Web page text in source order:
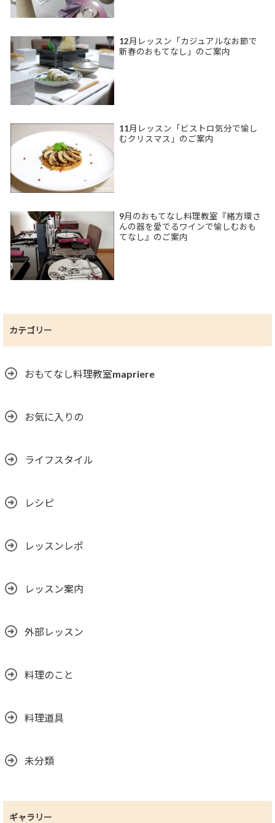
12月レッスン「カジュアルなお節で
新春のおもてなし」のご案内
11月レッスン「ビストロ気分で愉し
むクリスマス」のご案内
9月のおもてなし料理教室『緒方環さ
んの器を愛でるワインで愉しむおも
てなし』のご案内
カテゴリー
おもてなし料理教室mapriere
お気に入りの
ライフスタイル
レシピ
レッスンレポ
レッスン案内
外部レッスン
料理のこと
料理道具
未分類
ギャラリー